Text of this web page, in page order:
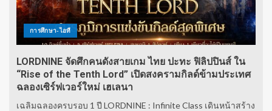
การศึกษา-ไอที
LORDNINE จัดศึกคนดังสายเกม ไทย ปะทะ ฟิลิปปินส์ ใน
“Rise of the Tenth Lord” เปิดสงครามกิลด์ข้ามประเทศ
ฉลองเซิร์ฟเวอร์ใหม่ เฮเลนา
เฉลิมฉลองครบรอบ 1 ปี LORDNINE : Infinite Class เดินหน้าสร้าง